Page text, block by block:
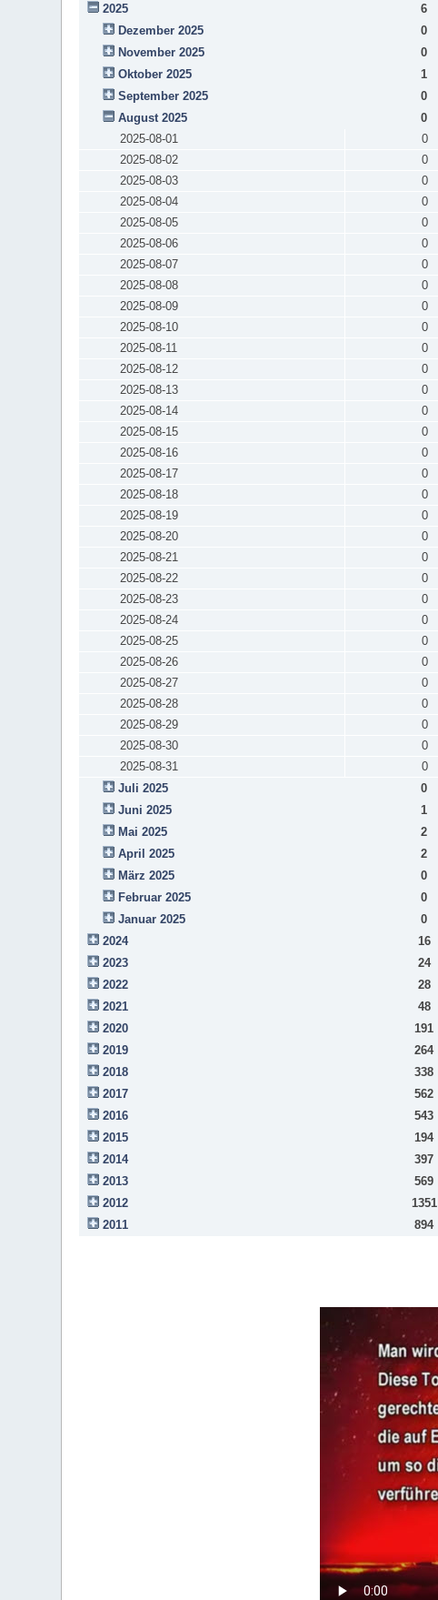
2025
6
Dezember 2025
0
November 2025
0
Oktober 2025
1
September 2025
0
August 2025
0
2025-08-01
0
2025-08-02
0
2025-08-03
0
2025-08-04
0
2025-08-05
0
2025-08-06
0
2025-08-07
0
2025-08-08
0
2025-08-09
0
2025-08-10
0
2025-08-11
0
2025-08-12
0
2025-08-13
0
2025-08-14
0
2025-08-15
0
2025-08-16
0
2025-08-17
0
2025-08-18
0
2025-08-19
0
2025-08-20
0
2025-08-21
0
2025-08-22
0
2025-08-23
0
2025-08-24
0
2025-08-25
0
2025-08-26
0
2025-08-27
0
2025-08-28
0
2025-08-29
0
2025-08-30
0
2025-08-31
0
Juli 2025
0
Juni 2025
1
Mai 2025
2
April 2025
2
März 2025
0
Februar 2025
0
Januar 2025
0
2024
16
2023
24
2022
28
2021
48
2020
191
2019
264
2018
338
2017
562
2016
543
2015
194
2014
397
2013
569
2012
1351
2011
894